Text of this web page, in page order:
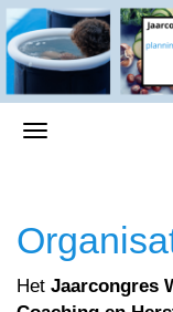
Het Jaarcongres